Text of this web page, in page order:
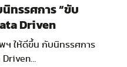
ทรรศการ “ขับ
Driven
ฯ ให้ดีขึ้น กับนิทรรศการ